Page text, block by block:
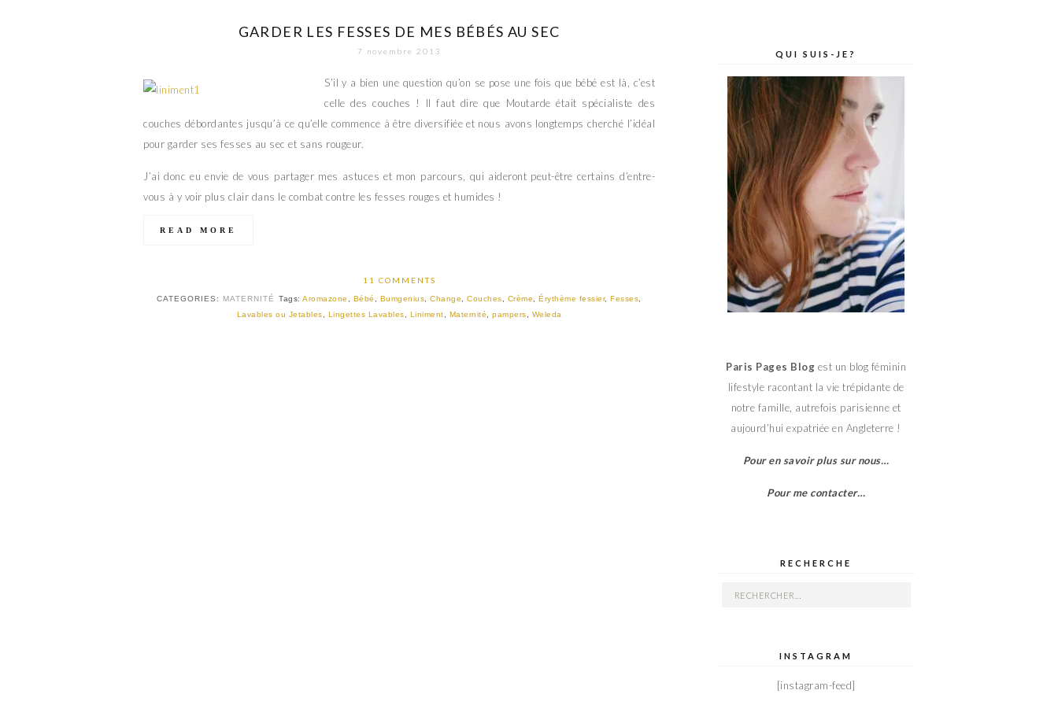
GARDER LES FESSES DE MES BÉBÉS AU SEC
7 novembre 2013
S’il y a bien une question qu’on se pose une fois que bébé est là, c’est
celle des couches ! Il faut dire que Moutarde était spécialiste des
couches débordantes jusqu’à ce qu’elle commence à être diversifiée et nous avons longtemps cherché l’idéal
pour garder ses fesses au sec et sans rougeur.
J’ai donc eu envie de vous partager mes astuces et mon parcours, qui aideront peut-être certains d’entre-
vous à y voir plus clair dans le combat contre les fesses rouges et humides !
READ MORE
11 COMMENTS
CATEGORIES: MATERNITÉ Tags:Aromazone Bébé Bumgenius ,Change ,Couches Crème ,Érythème fessier,Fesses
Lavables ou Jetables
Lingettes Lavables Liniment Maternité pampers Weleda
QUI SUIS-JE?
Paris Pages Blog est un blog féminin
lifestyle racontant la vie trépidante de
notre famille, autrefois parisienne et
aujourd’hui expatriée en Angleterre !
Pour en savoir plus sur nous…
Pour me contacter…
RECHERCHE
Rechercher :
INSTAGRAM
[instagram-feed]